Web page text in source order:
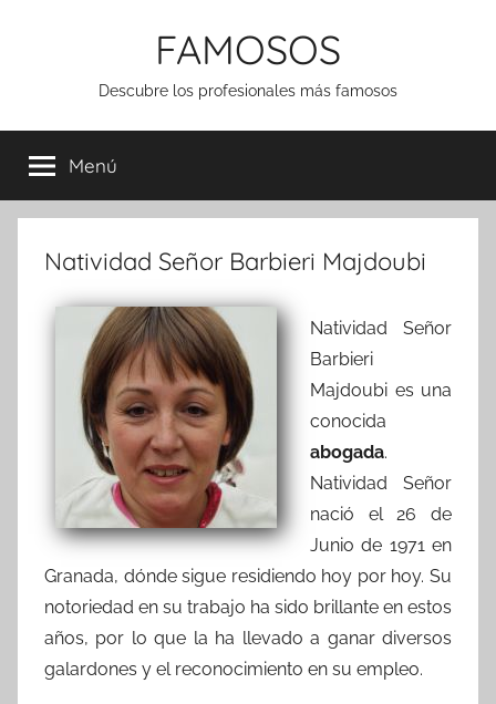
FAMOSOS
Descubre los profesionales más famosos
Menú
Natividad Señor Barbieri Majdoubi
Natividad Señor
Barbieri
Majdoubi es una
conocida
abogada.
Natividad Señor
nació el 26 de
Junio de 1971 en
Granada, dónde sigue residiendo hoy por hoy. Su
notoriedad en su trabajo ha sido brillante en estos
años, por lo que la ha llevado a ganar diversos
galardones y el reconocimiento en su empleo.